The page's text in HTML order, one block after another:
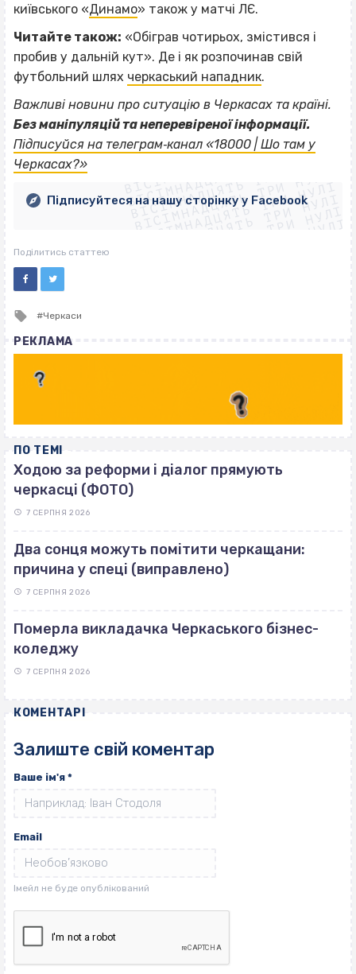
київського «Динамо» також у матчі ЛЄ.
Читайте також: «Обіграв чотирьох, змістився і
пробив у дальній кут». Де і як розпочинав свій
футбольний шлях черкаський нападник.
Важливі новини про ситуацію в Черкасах та країні.
Без маніпуляцій та неперевіреної інформації.
Підписуйся на телеграм‐канал «18000 | Шо там у
Черкасах?»
ВІСІМНАДЦЯТЬ ТРИ НУЛІ
ВІСІМНАДЦЯТЬ ТРИ НУЛІ
ВІСІМНАДЦЯТЬ ТРИ НУЛІ
ВІСІМНАДЦЯТЬ ТРИ НУЛІ
ВІСІМНАДЦЯТЬ ТРИ НУЛІ
ВІСІМНАДЦЯТЬ ТРИ НУЛІ
ВІСІМНАДЦЯТЬ ТРИ НУЛІ
ВІСІМНАДЦЯТЬ ТРИ НУЛІ
Підписуйтеся на нашу сторінку у Facebook
Поділитись статтею
Tagged
Черкаси
РЕКЛАМА
ПО ТЕМІ
Ходою за реформи і діалог прямують
черкасці (ФОТО)
7 СЕРПНЯ 2026
Два сонця можуть помітити черкащани:
причина у спеці (виправлено)
7 СЕРПНЯ 2026
Померла викладачка Черкаського бізнес-
коледжу
7 СЕРПНЯ 2026
КОМЕНТАРІ
Залиште свій коментар
Ваше ім'я *
Email